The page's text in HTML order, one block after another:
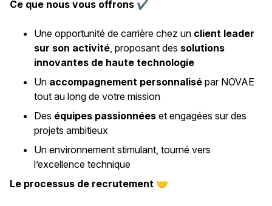
Ce que nous vous offrons ✔️
Une opportunité de carrière chez un client leader
sur son activité, proposant des solutions
innovantes de haute technologie
Un accompagnement personnalisé par NOVAE
tout au long de votre mission
Des équipes passionnées et engagées sur des
projets ambitieux
Un environnement stimulant, tourné vers
l’excellence technique
Le processus de recrutement 🤝